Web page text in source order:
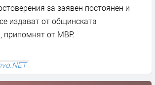
за заявен постоянен и
издават от общинската
припомнят от МВР.